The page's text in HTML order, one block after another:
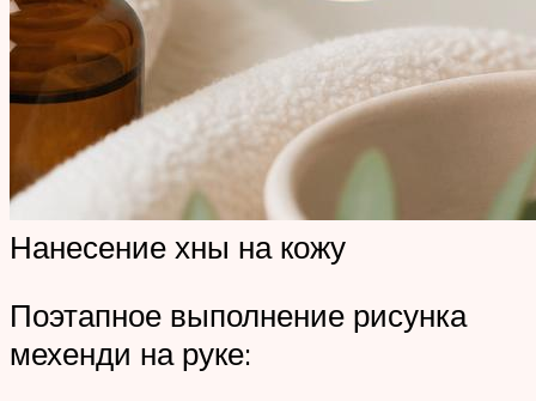
Нанесение хны на кожу
Поэтапное выполнение рисунка
мехенди на руке: